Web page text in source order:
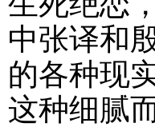
中张译和
的各种现
这种细腻